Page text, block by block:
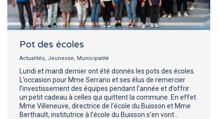
Pot des écoles
Actualités, Jeunesse, Municipalité
Lundi et mardi dernier ont été donnés les pots des écoles.
L’occasion pour Mme Serrano et ses élus de remercier
l’investissement des équipes pendant l’année et d’offrir
un petit cadeau à celles qui quittent la commune. En effet
Mme Villeneuve, directrice de l’école du Buisson et Mme
Berthault, institutrice à l’école du Buisson s’en vont…